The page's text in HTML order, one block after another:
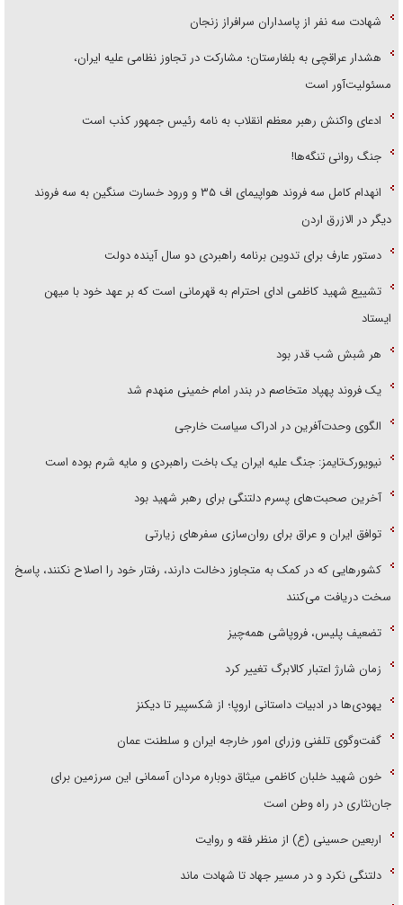
شهادت سه نفر از پاسداران سرافراز زنجان
هشدار عراقچی به بلغارستان؛ مشارکت در تجاوز نظامی علیه ایران،
مسئولیت‌آور است
ادعای واکنش رهبر معظم انقلاب به نامه رئیس جمهور کذب است
جنگ روانی تنگه‌ها!
انهدام کامل سه فروند هواپیمای اف ۳۵ و ورود خسارت سنگین به سه فروند
دیگر در الازرق اردن
دستور عارف برای تدوین برنامه راهبردی دو سال آینده دولت
تشییع شهید کاظمی ادای احترام به قهرمانی است که بر عهد خود با میهن
ایستاد
هر شبش شب قدر بود
یک فروند پهپاد متخاصم در بندر امام خمینی منهدم شد
الگوی وحدت‌آفرین در ادراک سیاست خارجی
نیویورک‌تایمز: جنگ علیه ایران یک باخت راهبردی و مایه شرم بوده است
آخرین صحبت‌های پسرم دلتنگی برای رهبر شهید بود
توافق ایران و عراق برای روان‌سازی سفر‌های زیارتی
کشور‌هایی که در کمک به متجاوز دخالت دارند، رفتار خود را اصلاح نکنند، پاسخ
سخت دریافت می‌کنند
تضعیف پلیس، فروپاشی همه‌چیز
زمان شارژ اعتبار کالابرگ تغییر کرد
یهودی‌ها در ادبیات داستانی اروپا؛ از شکسپیر تا دیکنز
گفت‌وگوی تلفنی وزرای امور خارجه ایران و سلطنت عمان
خون شهید خلبان کاظمی میثاق دوباره مردان آسمانی این سرزمین برای
جان‌نثاری در راه وطن است
اربعین حسینی (ع) از منظر فقه و روایت
دلتنگی نکرد و در مسیر جهاد تا شهادت ماند